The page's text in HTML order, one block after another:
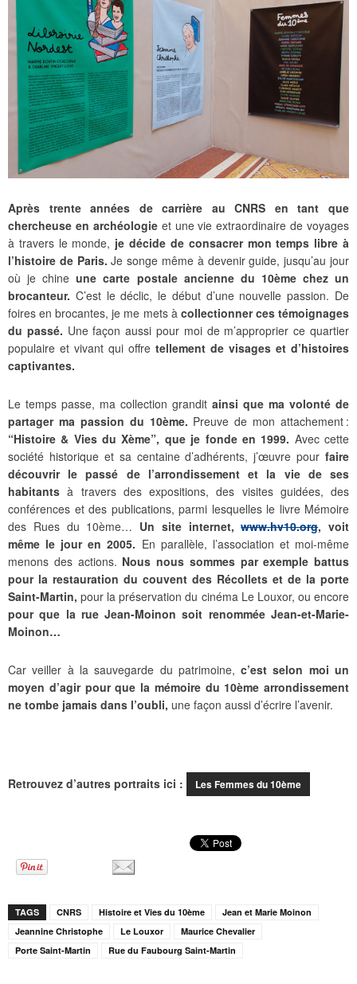
Après trente années de carrière au CNRS en tant que
chercheuse en archéologieet une vie extraordinaire de voyages
à travers le monde, je décide de consacrer mon temps libre à
l’histoire de Paris. Je songe même à devenir guide, jusqu’au jour
où je chineune carte postale ancienne du 10ème chez un
brocanteur. C’est le déclic, le début d’une nouvelle passion. De
foires en brocantes, je me mets à collectionner ces témoignages
du passé. Une façon aussi pour moi de m’approprier ce quartier
populaire et vivant qui offre tellement de visages et d’histoires
captivantes.
Le temps passe, ma collection grandit ainsi que ma volonté de
partager ma passion du 10ème. Preuve de mon attachement :
“Histoire & Vies du Xème”, que je fonde en 1999. Avec cette
société historique et sa centaine d’adhérents, j’œuvre pour faire
découvrir le passé de l’arrondissement et la vie de ses
habitants à travers des expositions, des visites guidées, des
conférences et des publications, parmi lesquelles le livre Mémoire
des Rues du 10ème… Un site internet,www.hv10.org, voit
même le jour en 2005. En parallèle, l’association et moi-même
menons des actions. Nous nous sommes par exemple battus
pour la restauration du couvent des Récollets et de la porte
Saint-Martin, pour la préservation du cinéma Le Louxor, ou encore
pour que la rue Jean-Moinon soit renommée Jean-et-Marie-
Moinon…
Car veiller à la sauvegarde du patrimoine,c’est selon moi un
moyen d’agir pour que la mémoire du 10ème arrondissement
ne tombe jamais dans l’oubli, une façon aussi d’écrire l’avenir.
Retrouvez d’autres portraits ici : Les Femmes du 10ème
TAGS CNRS Histoire et Vies du 10ème
Jean et Marie Moinon
Jeannine Christophe
Le Louxor
Maurice Chevalier
Porte Saint-Martin
Rue du Faubourg Saint-Martin